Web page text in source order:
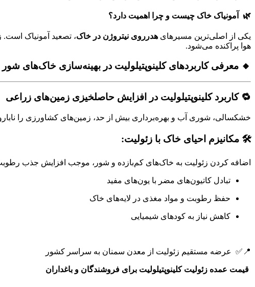
🌿 آمونیاک خاک چیست و چرا اهمیت دارد؟
یکی از اصلی‌ترین مسیرهای هدرروی نیتروژن در خاک، تصعید آمونیاک است.
هوا پراکنده می‌شود.
🔸 معرفی کاربردهای کلینوپتیلولیت در بهینه‌سازی خاک‌های شور
🔁 کاربرد کلینوپتیلولیت در افزایش حاصلخیزی زمین‌های زراعی
خشکسالی، شوری آب و بهره‌برداری بیش از حد، زمین‌های کشاورزی را
🛠️ مکانیزم احیای خاک با زئولیت:
اضافه کردن زئولیت به خاک‌های کم‌بازده و شور، موجب افزایش جذب
تبادل کاتیون‌های مضر با یون‌های مفید
حفظ رطوبت و مواد مغذی در لایه‌های خاک
کاهش نیاز به کودهای شیمیایی
📍✅ عرضه مستقیم زئولیت از معدن سمنان به سراسر کشور
قیمت عمده زئولیت کلینوپتیلولیت برای فروشندگان و باغداران